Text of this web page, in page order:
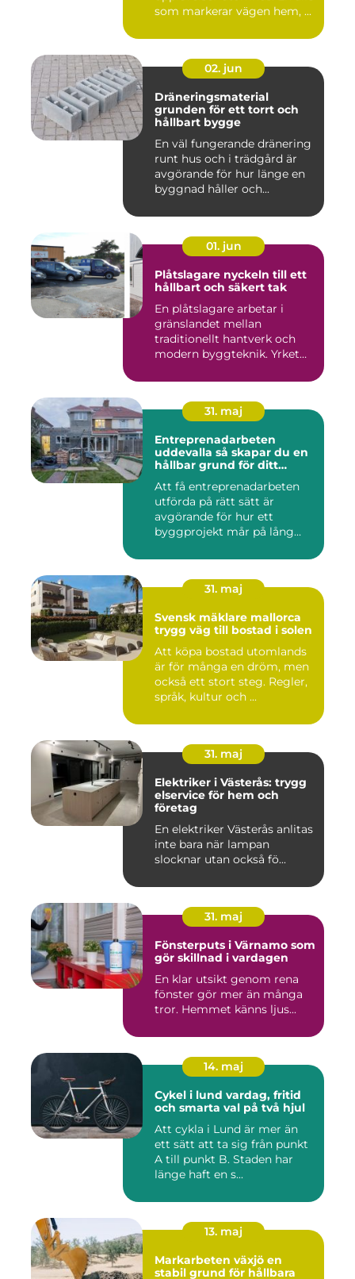
som markerar vägen hem, ...
02. jun
Dräneringsmaterial
grunden för ett torrt och
hållbart bygge
En väl fungerande dränering
runt hus och i trädgård är
avgörande för hur länge en
byggnad håller och...
01. jun
Plåtslagare nyckeln till ett
hållbart och säkert tak
En plåtslagare arbetar i
gränslandet mellan
traditionellt hantverk och
modern byggteknik. Yrket
31. maj
Entreprenadarbeten
uddevalla så skapar du en
hållbar grund för ditt
Att få entreprenadarbeten
utförda på rätt sätt är
avgörande för hur ett
byggprojekt mår på lång
31. maj
Svensk mäklare mallorca
trygg väg till bostad i solen
Att köpa bostad utomlands
är för många en dröm, men
också ett stort steg. Regler,
språk, kultur och ...
31. maj
Elektriker i Västerås: trygg
elservice för hem och
företag
En elektriker Västerås anlitas
inte bara när lampan
slocknar utan också fö...
31. maj
Fönsterputs i Värnamo som
gör skillnad i vardagen
En klar utsikt genom rena
fönster gör mer än många
tror. Hemmet känns ljus...
14. maj
Cykel i lund vardag, fritid
och smarta val på två hjul
Att cykla i Lund är mer än
ett sätt att ta sig från punkt
A till punkt B. Staden har
länge haft en s...
13. maj
Markarbeten växjö en
stabil grund för hållbara